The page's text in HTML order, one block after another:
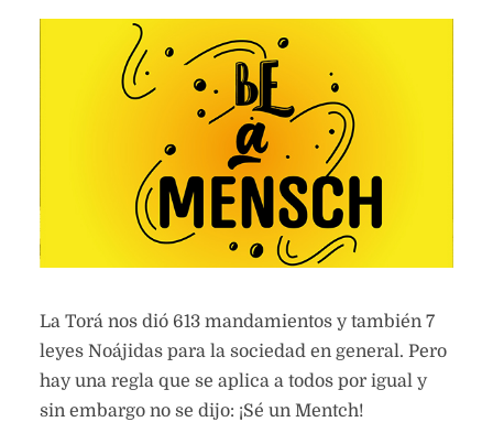
La Torá nos dió 613 mandamientos y también 7
leyes Noájidas para la sociedad en general. Pero
hay una regla que se aplica a todos por igual y
sin embargo no se dijo: ¡Sé un Mentch!